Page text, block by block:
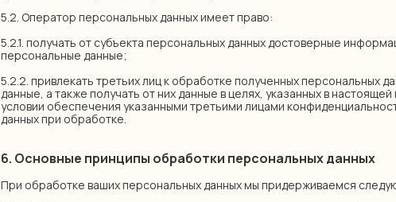
5.2. Оператор персональных данных имеет право:
5.2.1. получать от субъекта персональных данных достоверные
персональные данные;
5.2.2. привлекать третьих лиц к обработке полученных персональных
данные, а также получать от них данные в целях, указанных в
условии обеспечения указанными третьими лицами
данных при обработке.
6. Основные принципы обработки персональных данных
При обработке ваших персональных данных мы придерживаемся